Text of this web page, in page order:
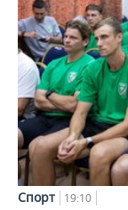
Спорт 19:10